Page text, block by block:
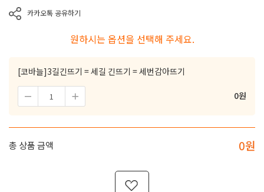
카카오톡 공유하기
원하시는 옵션을 선택해 주세요.
[코바늘]3길긴뜨기 = 세길 긴뜨기 = 세번감아뜨기
0원
총 상품 금액 0원